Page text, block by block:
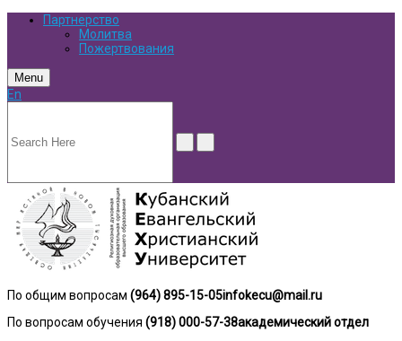
Партнерство
Молитва
Пожертвования
Menu
En
По общим вопросам (964) 895-15-05infokecu@mail.ru
По вопросам обучения (918) 000-57-38академический отдел